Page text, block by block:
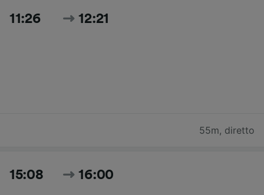
11:26 12:21
55m, diretto
15:08 16:00